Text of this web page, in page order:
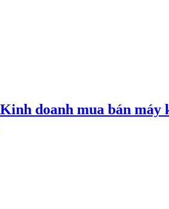
doanh mua bán máy